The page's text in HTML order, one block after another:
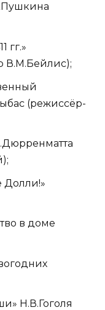
гг.»
В.М.Бейлис);
(режиссёр-
Долли!»
в доме
Н.В.Гоголя